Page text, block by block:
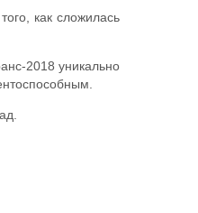
как сложилась
2018 уникально